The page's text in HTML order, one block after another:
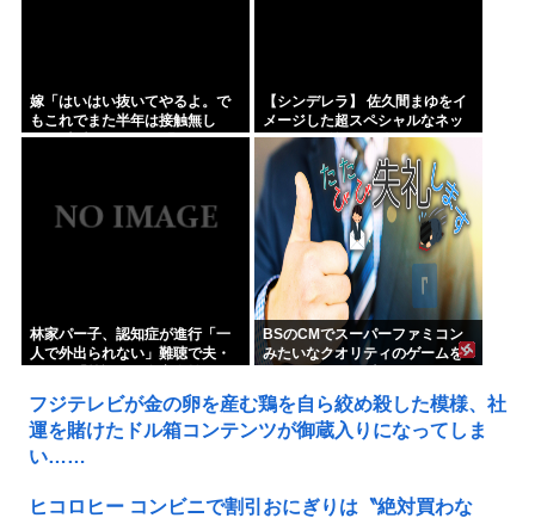
嫁「はいはい抜いてやるよ。で
もこれでまた半年は接触無し
な」 暗黙のこれツラ過ぎるだろ
【シンデレラ】 佐久間まゆをイ
メージした超スペシャルなネッ
クレスが登場する件について
林家パー子、認知症が進行「一
人で外出られない」難聴で夫・
BSのCMでスーパーファミコン
みたいなクオリティのゲームを
フジテレビが金の卵を産む鶏を自ら絞め殺した模様、社
運を賭けたドル箱コンテンツが御蔵入りになってしま
い……
ヒコロヒー コンビニで割引おにぎりは〝絶対買わな